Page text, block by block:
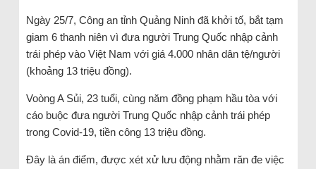
Ngày 25/7, Công an tỉnh Quảng Ninh đã khởi tố, bắt tạm
giam 6 thanh niên vì đưa người Trung Quốc nhập cảnh
trái phép vào Việt Nam với giá 4.000 nhân dân tệ/người
(khoảng 13 triệu đồng).
Voòng A Sủi, 23 tuổi, cùng năm đồng phạm hầu tòa với
cáo buộc đưa người Trung Quốc nhập cảnh trái phép
trong Covid-19, tiền công 13 triệu đồng.
Đây là án điểm, được xét xử lưu động nhằm răn đe việc